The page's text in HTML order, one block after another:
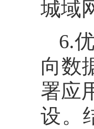
城域
6.
向数
署应
设。